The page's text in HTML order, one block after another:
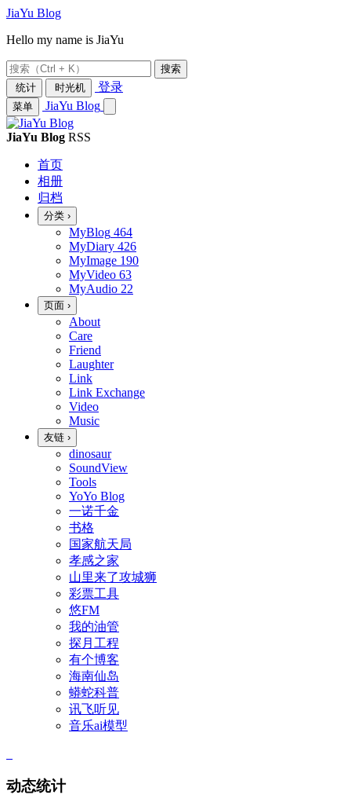
JiaYu Blog
Hello my name is JiaYu
搜索
统计
时光机 登录
菜单 JiaYu Blog
JiaYu Blog RSS
首页
相册
归档
分类 ›
MyBlog 464
MyDiary 426
MyImage 190
MyVideo 63
MyAudio 22
页面 ›
About
Care
Friend
Laughter
Link
Link Exchange
Video
Music
友链 ›
dinosaur
SoundView
Tools
YoYo Blog
一诺千金
书格
国家航天局
孝感之家
山里来了攻城狮
彩票工具
悠FM
我的油管
探月工程
有个博客
海南仙岛
蟒蛇科普
讯飞听见
音乐ai模型
动态统计